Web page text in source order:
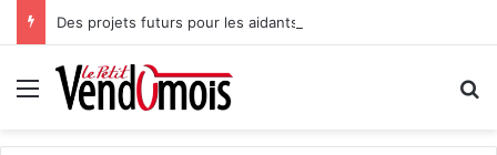
Des projets futurs pour les aidants
Menu